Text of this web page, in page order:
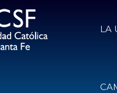
LA